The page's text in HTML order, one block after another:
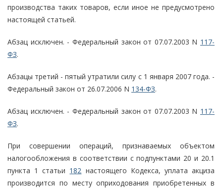
производства таких товаров, если иное не предусмотрено
настоящей статьей.
Абзац исключен. - Федеральный закон от 07.07.2003 N 117-
ФЗ.
Абзацы третий - пятый утратили силу с 1 января 2007 года. -
Федеральный закон от 26.07.2006 N 134-ФЗ.
Абзац исключен. - Федеральный закон от 07.07.2003 N 117-
ФЗ.
При совершении операций, признаваемых объектом
налогообложения в соответствии с подпунктами 20 и 20.1
пункта 1 статьи 182 настоящего Кодекса, уплата акциза
производится по месту оприходования приобретенных в